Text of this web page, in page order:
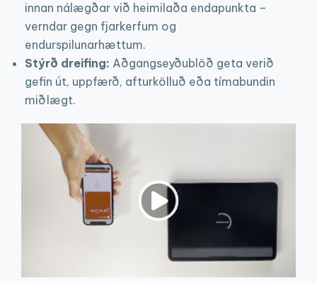
innan nálægðar við heimilaða endapunkta –
verndar gegn fjarkerfum og
endurspilunarhættum.
Stýrð dreifing: Aðgangseyðublöð geta verið
gefin út, uppfærð, afturkölluð eða tímabundin
miðlægt.